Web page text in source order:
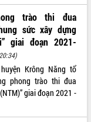
trào thi đua
sức xây dựng
giai đoạn 2021-
Krông Năng tổ
phong trào thi đua
giai đoạn 2021 -